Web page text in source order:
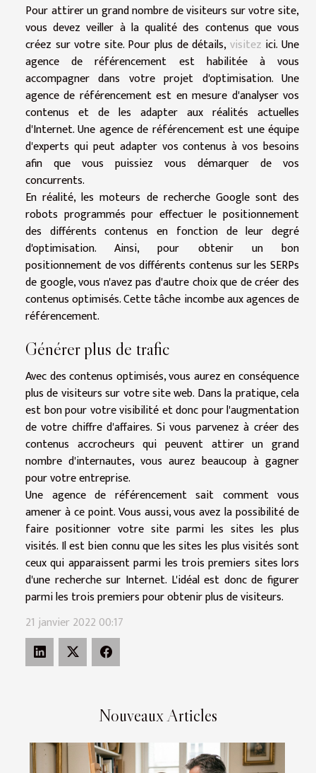
Nouveaux Articles
Pour attirer un grand nombre de visiteurs sur votre site,
vous devez veiller à la qualité des contenus que vous
créez sur votre site. Pour plus de détails,visitez ici. Une
agence de référencement est habilitée à vous
accompagner dans votre projet d'optimisation. Une
agence de référencement est en mesure d'analyser vos
contenus et de les adapter aux réalités actuelles
d'Internet. Une agence de référencement est une équipe
d'experts qui peut adapter vos contenus à vos besoins
afin que vous puissiez vous démarquer de vos
concurrents.
En réalité, les moteurs de recherche Google sont des
robots programmés pour effectuer le positionnement
des différents contenus en fonction de leur degré
d'optimisation. Ainsi, pour obtenir un bon
positionnement de vos différents contenus sur les SERPs
de google, vous n'avez pas d'autre choix que de créer des
contenus optimisés. Cette tâche incombe aux agences de
référencement.
Générer plus de trafic
Avec des contenus optimisés, vous aurez en conséquence
plus de visiteurs sur votre site web. Dans la pratique, cela
est bon pour votre visibilité et donc pour l'augmentation
de votre chiffre d'affaires. Si vous parvenez à créer des
contenus accrocheurs qui peuvent attirer un grand
nombre d'internautes, vous aurez beaucoup à gagner
pour votre entreprise.
Une agence de référencement sait comment vous
amener à ce point. Vous aussi, vous avez la possibilité de
faire positionner votre site parmi les sites les plus
visités. Il est bien connu que les sites les plus visités sont
ceux qui apparaissent parmi les trois premiers sites lors
d'une recherche sur Internet. L'idéal est donc de figurer
parmi les trois premiers pour obtenir plus de visiteurs.
21 janvier 2022 00:17